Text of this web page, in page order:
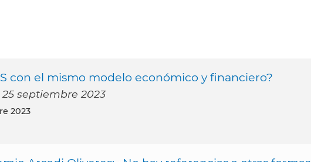
con el mismo modelo económico y financiero?
septiembre 2023
2023